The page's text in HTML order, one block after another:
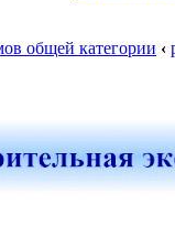
общей категории ‹